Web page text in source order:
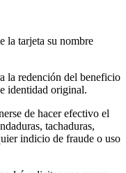
la tarjeta su nombre
la redención del beneficio
identidad original.
de hacer efectivo el
tachaduras,
indicio de fraude o uso